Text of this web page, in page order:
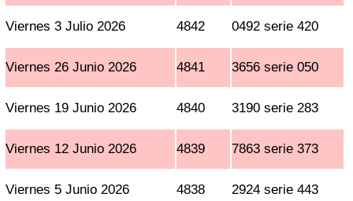
Viernes 3 Julio 2026 4842 0492 serie 420
Viernes 26 Junio 2026 4841 3656 serie 050
Viernes 19 Junio 2026 4840 3190 serie 283
Viernes 12 Junio 2026 4839 7863 serie 373
Viernes 5 Junio 2026 4838 2924 serie 443